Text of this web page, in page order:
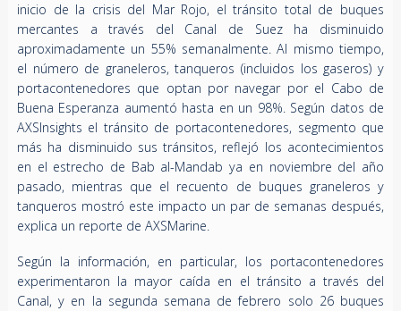
inicio de la crisis del Mar Rojo, el tránsito total de buques
mercantes a través del Canal de Suez ha disminuido
aproximadamente un 55% semanalmente. Al mismo tiempo,
el número de graneleros, tanqueros (incluidos los gaseros) y
portacontenedores que optan por navegar por el Cabo de
Buena Esperanza aumentó hasta en un 98%. Según datos de
AXSInsights el tránsito de portacontenedores, segmento que
más ha disminuido sus tránsitos, reflejó los acontecimientos
en el estrecho de Bab al-Mandab ya en noviembre del año
pasado, mientras que el recuento de buques graneleros y
tanqueros mostró este impacto un par de semanas después,
explica un reporte de AXSMarine.
Según la información, en particular, los portacontenedores
experimentaron la mayor caída en el tránsito a través del
Canal, y en la segunda semana de febrero solo 26 buques